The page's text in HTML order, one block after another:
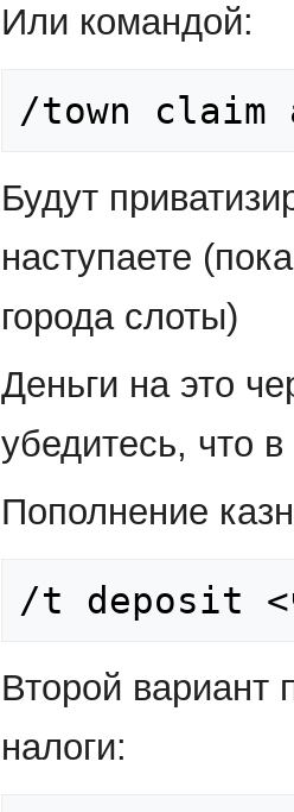
Или командой:
/town
Будут
наступаете
города слоты)
Деньги на это
убедитесь, что в
Пополнение
/t deposit
Второй вариант
налоги: